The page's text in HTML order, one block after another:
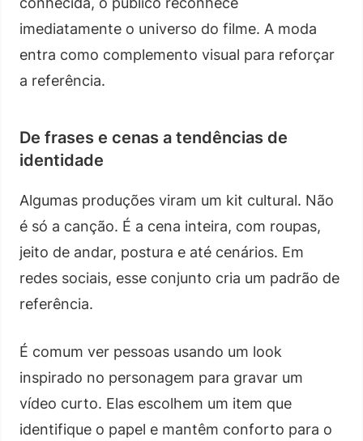
imediatamente o universo do filme. A moda
entra como complemento visual para reforçar
a referência.
De frases e cenas a tendências de
identidade
Algumas produções viram um kit cultural. Não
é só a canção. É a cena inteira, com roupas,
jeito de andar, postura e até cenários. Em
redes sociais, esse conjunto cria um padrão de
referência.
É comum ver pessoas usando um look
inspirado no personagem para gravar um
vídeo curto. Elas escolhem um item que
identifique o papel e mantêm conforto para o